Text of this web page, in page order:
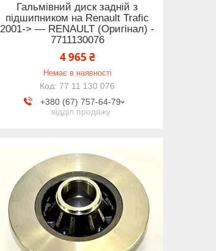
Гальмівний диск задній з
підшипником на Renault Trafic
2001-> — RENAULT (Оригінал) -
7711130076
4 965 ₴
Немає в наявності
77 11 130 076
+380 (67) 757-64-79
відділ продажу